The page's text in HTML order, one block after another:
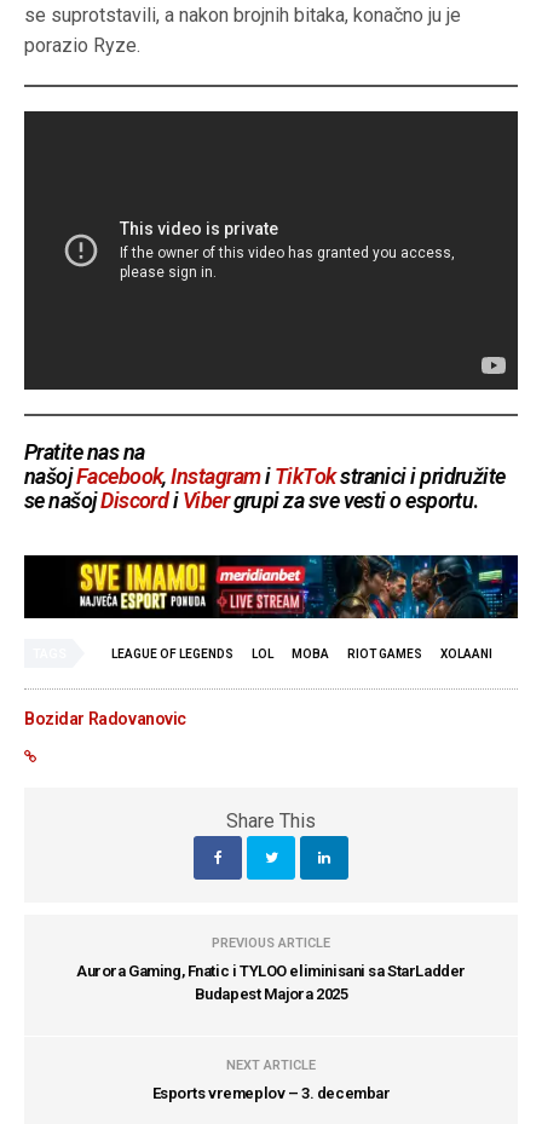
se suprotstavili, a nakon brojnih bitaka, konačno ju je
porazio Ryze.
Pratite nas na
našojFacebook,InstagramiTikTokstranici i pridružite
se našojDiscordiVibergrupi za sve vesti o esportu.
LEAGUE OF LEGENDS LOL MOBA RIOT GAMES XOLAANI
Bozidar Radovanovic
Share This
PREVIOUS ARTICLE
Aurora Gaming, Fnatic i TYLOO eliminisani sa StarLadder
Budapest Majora 2025
NEXT ARTICLE
Esports vremeplov – 3. decembar